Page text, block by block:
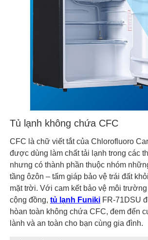
Tủ lạnh không chứa CFC
CFC là chữ viết tắt của Chlorofluoro
được dùng làm chất tải lạnh trong các
nhưng có thành phần thuộc nhóm
tầng ôzôn – tấm giáp bảo vệ trái đất
mặt trời. Với cam kết bảo vệ môi
cộng đồng, tủ lạnh Funiki FR-71DSU
hòan toàn không chứa CFC, đem đến
lành và an toàn cho bạn cùng gia đình.